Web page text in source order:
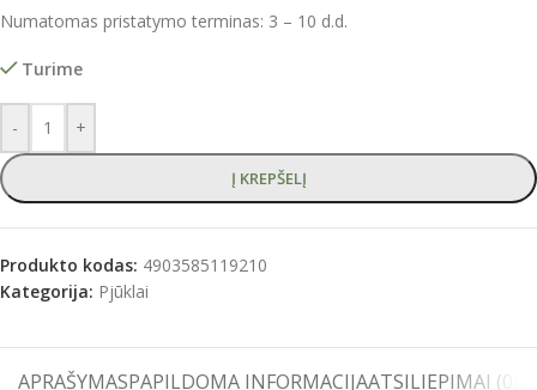
Numatomas pristatymo terminas: 3 – 10 d.d.
Turime
- +
Į KREPŠELĮ
Produkto kodas: 4903585119210
Kategorija: Pjūklai
APRAŠYMASPAPILDOMA INFORMACIJAATSILIEPIMAI (0)